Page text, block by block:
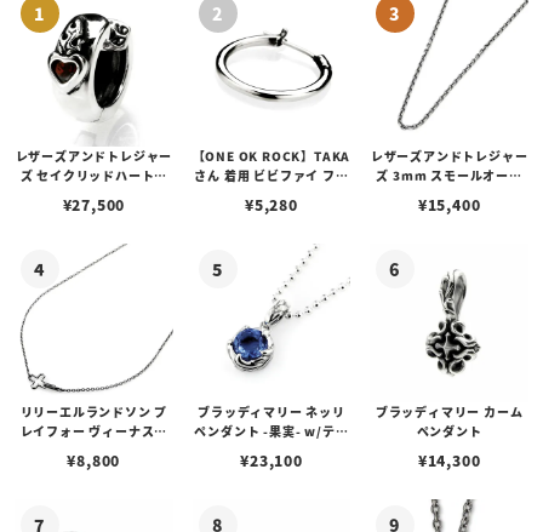
レザーズアンドトレジャー
ズ セイクリッドハートピ
¥27,500
【ONE OK ROCK】TAKA
さん 着用 ビビファイ フー
¥5,280
レザーズアンドトレジャー
ズ 3mm スモールオーバ
ブスタークラスプ＆LTロ
¥15,400
リリーエルランドソン プ
レイフォー ヴィーナスチ
¥8,800
ブラッディマリー ネッリ
ペンダント -果実- w/ティ
¥23,100
ブラッディマリー カーム
ペンダント
¥14,300